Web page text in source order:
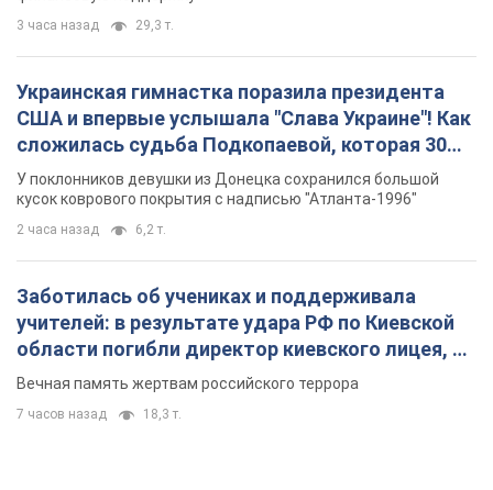
3 часа назад 29,3 т.
Украинская гимнастка поразила президента
США и впервые услышала "Слава Украине"! Как
сложилась судьба Подкопаевой, которая 30
лет назад завоевала "золото" Олимпиады
У поклонников девушки из Донецка сохранился большой
кусок коврового покрытия с надписью "Атланта-1996"
2 часа назад 6,2 т.
Заботилась об учениках и поддерживала
учителей: в результате удара РФ по Киевской
области погибли директор киевского лицея, её
муж и внук
Вечная память жертвам российского террора
7 часов назад 18,3 т.